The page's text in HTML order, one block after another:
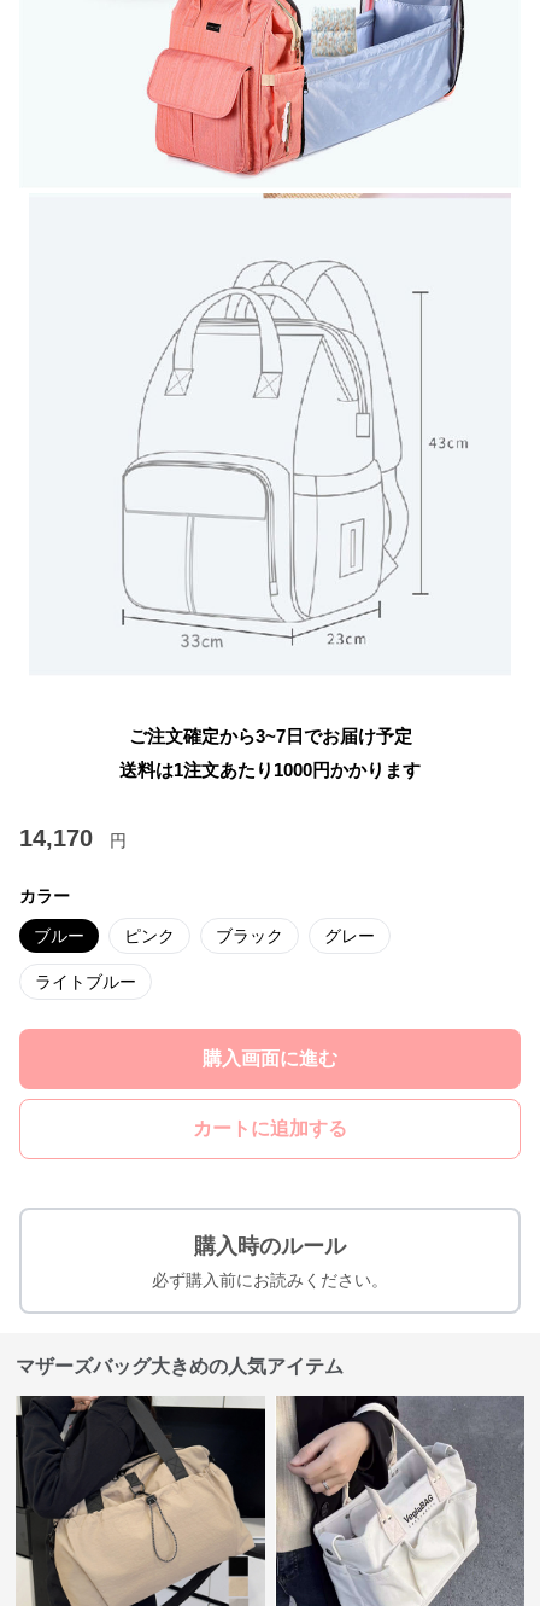
ご注文確定から3~7日でお届け予定
送料は1注文あたり 1000円かかります
14,170 円
カラー
ブルー ピンク ブラック グレー
ライトブルー
購入画面に進む
カートに追加する
購入時のルール
必ず購入前にお読みください。
マザーズバッグ大きめの人気アイテム